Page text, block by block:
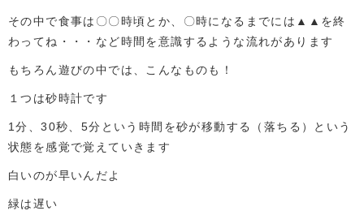
その中で食事は〇〇時頃とか、〇時になるまでには▲▲を終
わってね・・・など時間を意識するような流れがあります
もちろん遊びの中では、こんなものも！
１つは砂時計です
1分、30秒、5分という時間を砂が移動する（落ちる）という
状態を感覚で覚えていきます
白いのが早いんだよ
緑は遅い